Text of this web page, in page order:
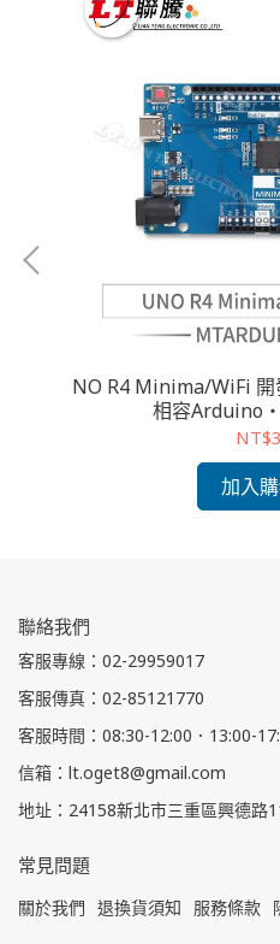
NO R4 Minima/WiFi 開
相容Arduino
加入
聯絡我們
客服專線：02-29959017
客服傳真：02-85121770
客服時間：08:30-12:00．13:00-
信箱：lt.oget8@gmail.com
地址：24158新北市三重區興德路
常見問題
關於我們 退換貨須知 服務條款